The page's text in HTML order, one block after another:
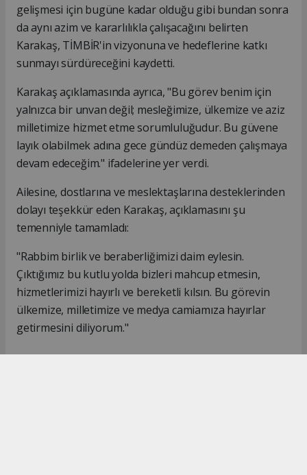
gelişmesi için bugüne kadar olduğu gibi bundan sonra
da aynı azim ve kararlılıkla çalışacağını belirten
Karakaş, TİMBİR'in vizyonuna ve hedeflerine katkı
sunmayı sürdüreceğini kaydetti.
Karakaş açıklamasında ayrıca, "Bu görev benim için
yalnızca bir unvan değil; mesleğimize, ülkemize ve aziz
milletimize hizmet etme sorumluluğudur. Bu güvene
layık olabilmek adına gece gündüz demeden çalışmaya
devam edeceğim." ifadelerine yer verdi.
Ailesine, dostlarına ve meslektaşlarına desteklerinden
dolayı teşekkür eden Karakaş, açıklamasını şu
temenniyle tamamladı:
"Rabbim birlik ve beraberliğimizi daim eylesin.
Çıktığımız bu kutlu yolda bizleri mahcup etmesin,
hizmetlerimizi hayırlı ve bereketli kılsın. Bu görevin
ülkemize, milletimize ve medya camiamıza hayırlar
getirmesini diliyorum."